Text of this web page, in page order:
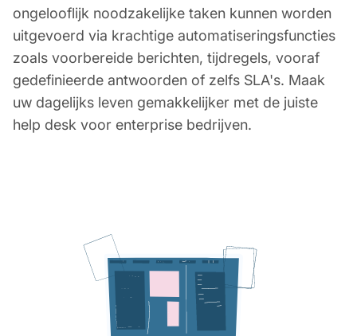
ongelooflijk noodzakelijke taken kunnen worden
uitgevoerd via krachtige automatiseringsfuncties
zoals voorbereide berichten, tijdregels, vooraf
gedefinieerde antwoorden of zelfs SLA's. Maak
uw dagelijks leven gemakkelijker met de juiste
help desk voor enterprise bedrijven.